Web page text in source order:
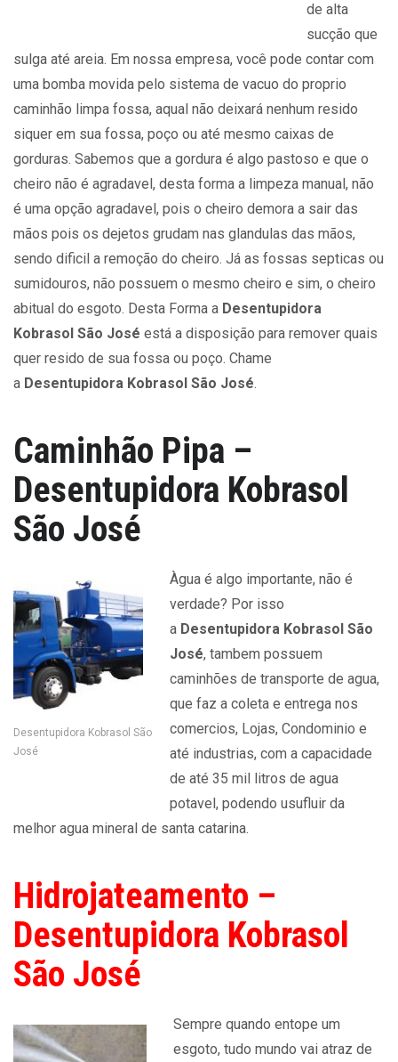
de alta
sucção que
sulga até areia. Em nossa empresa, você pode contar com
uma bomba movida pelo sistema de vacuo do proprio
caminhão limpa fossa, aqual não deixará nenhum resido
siquer em sua fossa, poço ou até mesmo caixas de
gorduras. Sabemos que a gordura é algo pastoso e que o
cheiro não é agradavel, desta forma a limpeza manual, não
é uma opção agradavel, pois o cheiro demora a sair das
mãos pois os dejetos grudam nas glandulas das mãos,
sendo dificil a remoção do cheiro. Já as fossas septicas ou
sumidouros, não possuem o mesmo cheiro e sim, o cheiro
abitual do esgoto. Desta Forma a Desentupidora
Kobrasol São José está a disposição para remover quais
quer resido de sua fossa ou poço. Chame
a Desentupidora Kobrasol São José.
Caminhão Pipa –
Desentupidora Kobrasol
São José
Desentupidora Kobrasol São
José
Àgua é algo importante, não é
verdade? Por isso
a Desentupidora Kobrasol São
José, tambem possuem
caminhões de transporte de agua,
que faz a coleta e entrega nos
comercios, Lojas, Condominio e
até industrias, com a capacidade
de até 35 mil litros de agua
potavel, podendo usufluir da
melhor agua mineral de santa catarina.
Hidrojateamento –
Desentupidora Kobrasol
São José
Sempre quando entope um
esgoto, tudo mundo vai atraz de